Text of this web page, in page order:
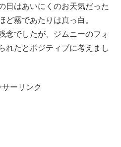
日はあいにくのお天気だった
ど霧であたりは真っ白。
念でしたが、ジムニーのフォ
れたとポジティブに考えまし
サーリンク